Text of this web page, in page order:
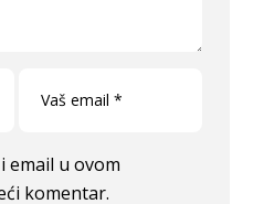
email u ovom
komentar.